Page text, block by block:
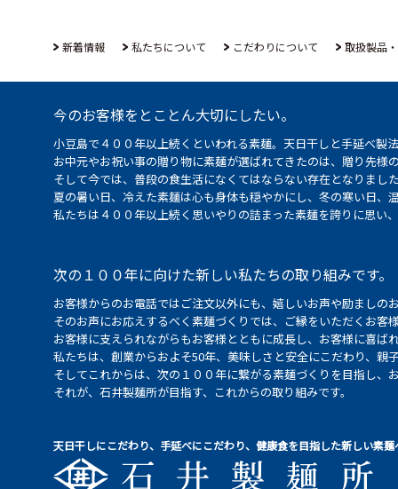
新着情報 私たちについて こだわりについて 取扱製品
今のお客様をとことん大切にしたい。
小豆島で４００年以上続くといわれる素麺。天日干しと手延べ
お中元やお祝い事の贈り物に素麺が選ばれてきたのは、贈り先
そして今では、普段の食生活になくてはならない存在となりまし
夏の暑い日、冷えた素麺は心も身体も穏やかにし、冬の寒い日
私たちは４００年以上続く思いやりの詰まった素麺を誇りに思
次の１００年に向けた新しい私たちの取り組みです。
お客様からのお電話ではご注文以外にも、嬉しいお声や励まし
そのお声にお応えするべく素麺づくりでは、ご縁をいただくお
お客様に支えられながらもお客様とともに成長し、お客様に喜ば
私たちは、創業からおよそ50年、美味しさと安全にこだわり、
そしてこれからは、次の１００年に繋がる素麺づくりを目指し
それが、石井製麺所が目指す、これからの取り組みです。
天日干しにこだわり、手延べにこだわり、健康食を目指した新しい素麺